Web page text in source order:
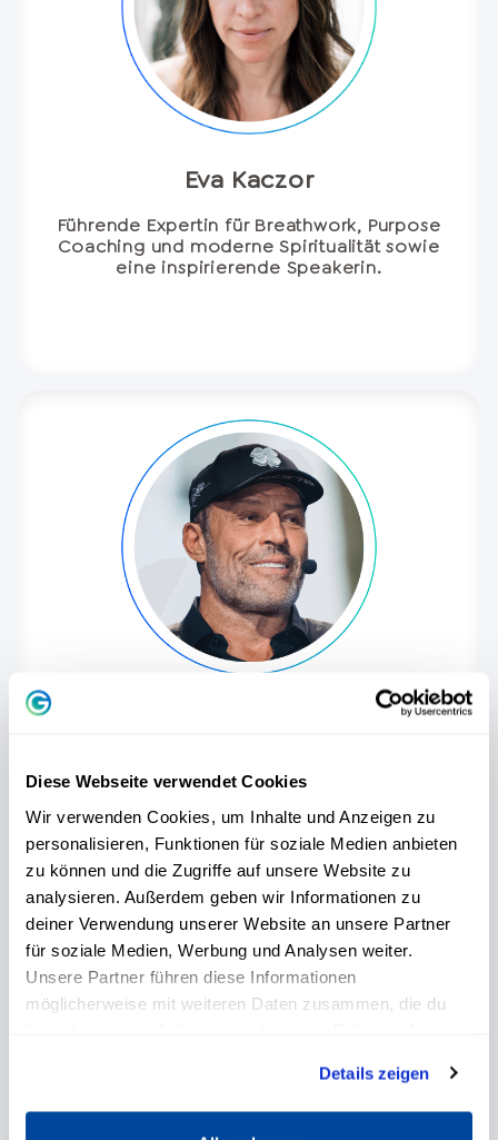
Diese Webseite verwendet Cookies
Wir verwenden Cookies, um Inhalte und Anzeigen zu
personalisieren, Funktionen für soziale Medien anbieten
zu können und die Zugriffe auf unsere Website zu
analysieren. Außerdem geben wir Informationen zu
deiner Verwendung unserer Website an unsere Partner
für soziale Medien, Werbung und Analysen weiter.
Unsere Partner führen diese Informationen
möglicherweise mit weiteren Daten zusammen, die du
Details zeigen
Eva Kaczor
Führende Expertin für Breathwork, Purpose
Coaching und moderne Spiritualität sowie
eine inspirierende Speakerin.
internationaler Bestsellerautor sowie
anerkannter Experte für persönliche
Transformation.